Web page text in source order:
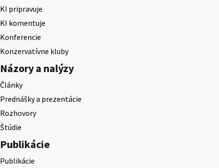
KI pripravuje
KI komentuje
Konferencie
Konzervatívne kluby
Názory a nalýzy
Články
Prednášky a prezentácie
Rozhovory
Štúdie
Publikácie
Publikácie